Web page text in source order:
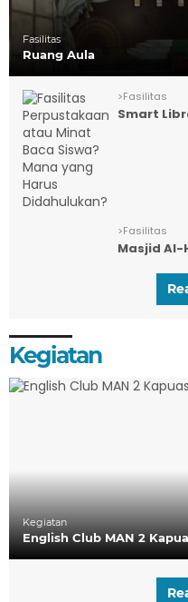
Fasilitas
Ruang Aula
>Fasilitas
Smart
>Fasilitas
Masjid Al-
Kegiatan
Kegiatan
English Club MAN 2